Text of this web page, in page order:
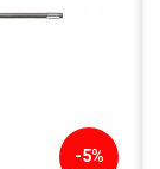
-5%